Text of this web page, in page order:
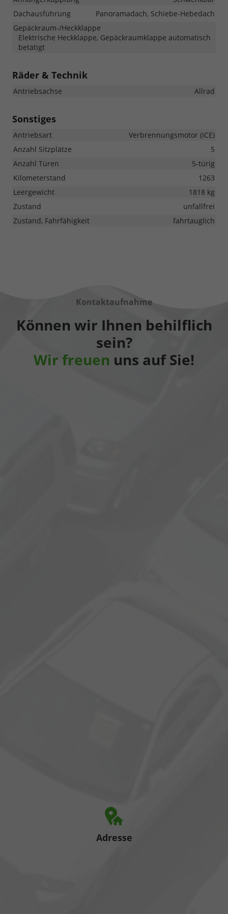
Dachausführung
Panoramadach, Schiebe-Hebedach
Gepäckraum-/Heckklappe
Elektrische Heckklappe, Gepäckraumklappe automatisch
betätigt
Räder & Technik
Antriebsachse Allrad
Sonstiges
Antriebsart
Verbrennungsmotor (ICE)
Anzahl Sitzplätze
5
Anzahl Türen
5-türig
Kilometerstand
1263
Leergewicht
1818 kg
Zustand
unfallfrei
Zustand, Fahrfähigkeit
fahrtauglich
Kontaktaufnahme
Können wir Ihnen behilflich
sein?
Wir freuen uns auf Sie!
Adresse